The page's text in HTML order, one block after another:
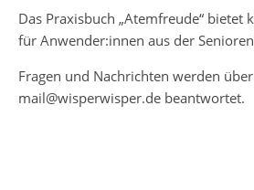
Das Praxisbuch „Atemfreude“ bietet
für Anwender:innen aus der
Fragen und Nachrichten werden
mail@wisperwisper.de beantwortet.